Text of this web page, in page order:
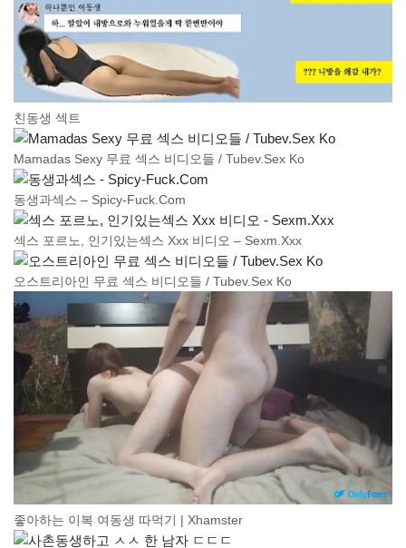
친동생 섹트
Mamadas Sexy 무료 섹스 비디오들 / Tubev.Sex Ko
동생과섹스 – Spicy-Fuck.Com
섹스 포르노, 인기있는섹스 Xxx 비디오 – Sexm.Xxx
오스트리아인 무료 섹스 비디오들 / Tubev.Sex Ko
좋아하는 이복 여동생 따먹기 | Xhamster